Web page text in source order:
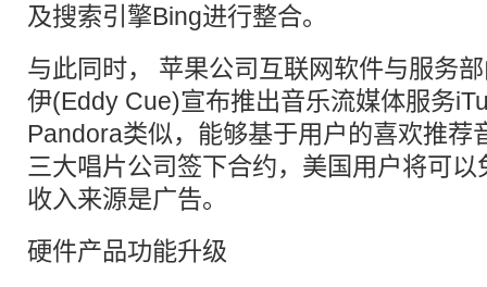
及搜索引擎Bing进行整合。
与此同时， 苹果公司互联网软件与服务
伊(Eddy Cue)宣布推出音乐流媒体服务
Pandora类似，能够基于用户的喜欢推荐
三大唱片公司签下合约，美国用户将可
收入来源是广告。
硬件产品功能升级